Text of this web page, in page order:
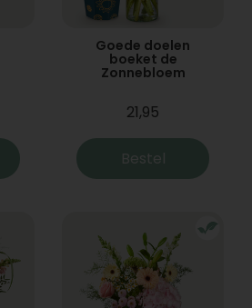
Goede doelen
boeket de
Zonnebloem
21,95
Bestel